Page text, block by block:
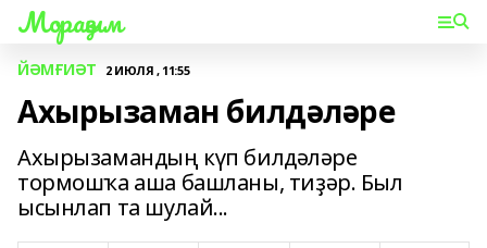
Мораҙым
ЙӘМҒИӘТ 2 ИЮЛЯ , 11:55
Ахырызаман билдәләре
Ахырызамандың күп билдәләре
тормошҡа аша башланы, тиҙәр. Был
ысынлап та шулай...